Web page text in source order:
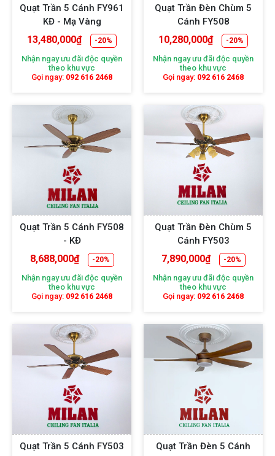
Quạt Trần 5 Cánh FY961
KĐ - Mạ Vàng
13,480,000₫ -20%
Nhận ngay ưu đãi độc quyền
theo khu vực
Gọi ngay: 092 616 2468
Quạt Trần Đèn Chùm 5
Cánh FY508
10,280,000₫ -20%
Nhận ngay ưu đãi độc quyền
theo khu vực
Gọi ngay: 092 616 2468
Quạt Trần 5 Cánh FY508
- KĐ
8,688,000₫ -20%
Nhận ngay ưu đãi độc quyền
theo khu vực
Gọi ngay: 092 616 2468
Quạt Trần Đèn Chùm 5
Cánh FY503
7,890,000₫ -20%
Nhận ngay ưu đãi độc quyền
theo khu vực
Gọi ngay: 092 616 2468
Quạt Trần 5 Cánh FY503
Quạt Trần Đèn 5 Cánh